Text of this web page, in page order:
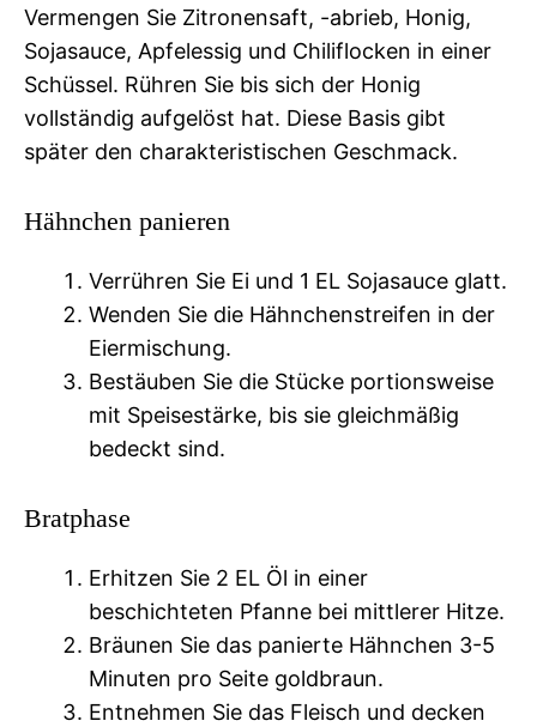
Vermengen Sie Zitronensaft, -abrieb, Honig,
Sojasauce, Apfelessig und Chiliflocken in einer
Schüssel. Rühren Sie bis sich der Honig
vollständig aufgelöst hat. Diese Basis gibt
später den charakteristischen Geschmack.
Hähnchen panieren
Verrühren Sie Ei und 1 EL Sojasauce glatt.
Wenden Sie die Hähnchenstreifen in der
Eiermischung.
Bestäuben Sie die Stücke portionsweise
mit Speisestärke, bis sie gleichmäßig
bedeckt sind.
Bratphase
Erhitzen Sie 2 EL Öl in einer
beschichteten Pfanne bei mittlerer Hitze.
Bräunen Sie das panierte Hähnchen 3-5
Minuten pro Seite goldbraun.
Entnehmen Sie das Fleisch und decken